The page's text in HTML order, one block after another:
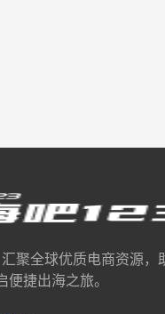
聚全球优质电商资源，
捷出海之旅。